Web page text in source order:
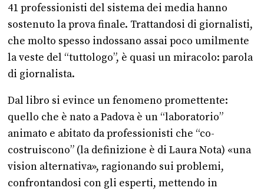
41 professionisti del sistema dei media hanno
sostenuto la prova finale. Trattandosi di giornalisti,
che molto spesso indossano assai poco umilmente
la veste del “tuttologo”, è quasi un miracolo: parola
di giornalista.
Dal libro si evince un fenomeno promettente:
quello che è nato a Padova è un “laboratorio”
animato e abitato da professionisti che “co-
costruiscono” (la definizione è di Laura Nota) «una
vision alternativa», ragionando sui problemi,
confrontandosi con gli esperti, mettendo in